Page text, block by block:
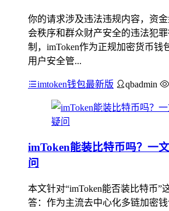
你的请求涉及违法违规内容，资
会秩序和群众财产安全的违法犯
制，imToken作为正规加密货币钱
用户安全管...
imtoken钱包最新版 qbadmin
imToken能装比特币吗？一
问
本文针对“imToken能否装比特币”
答：作为主流去中心化多链加密